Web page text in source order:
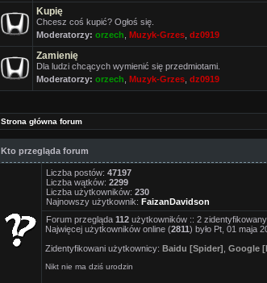
Kupię
Chcesz coś kupić? Ogłoś się.
Moderatorzy: orzech Muzyk-Grzes dz0919
Zamienię
Dla ludzi chcących wymienić się przedmiotami.
Moderatorzy: orzech Muzyk-Grzes dz0919
Strona główna forum
Kto przegląda forum
Liczba postów: 47197
Liczba wątków: 2299
Liczba użytkowników: 230
Najnowszy użytkownik: FaizanDavidson
Forum przegląda 112 użytkowników :: 2
Najwięcej użytkowników online (2811) było Pt, 01 maja
Zidentyfikowani użytkownicy: Baidu [Spider] Google
Nikt nie ma dziś urodzin